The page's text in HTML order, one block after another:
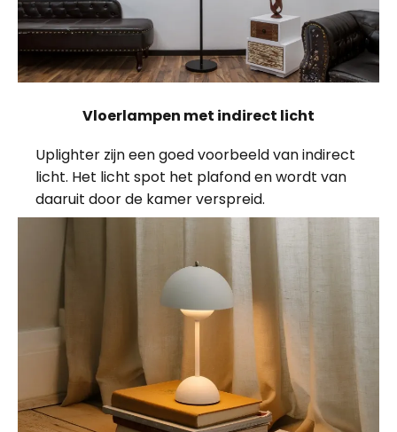
Vloerlampen met indirect licht
Uplighter zijn een goed voorbeeld van indirect
licht. Het licht spot het plafond en wordt van
daaruit door de kamer verspreid.